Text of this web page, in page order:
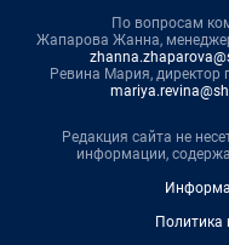
По вопросам
Жапарова Жанна,
Ревина Мария, директор
Редакция сайта не
информации,
Политика